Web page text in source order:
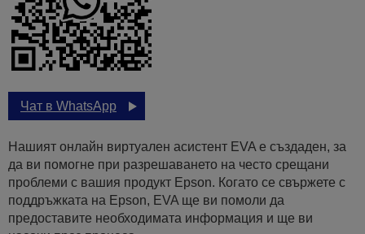
Чат в WhatsApp
Нашият онлайн виртуален асистент EVA е създаден, за
да ви помогне при разрешаването на често срещани
проблеми с вашия продукт Epson. Когато се свържете с
поддръжката на Epson, EVA ще ви помоли да
предоставите необходимата информация и ще ви